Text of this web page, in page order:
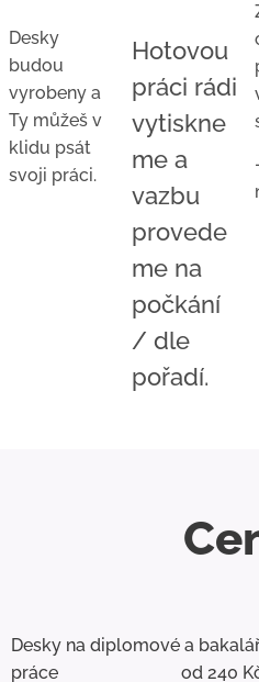
Desky
budou
vyrobeny a
Ty můžeš v
klidu psát
svoji práci.
Hotovou
práci rádi
vytiskne
me a
vazbu
provede
me na
počkání
/ dle
pořadí.
Desky na diplomové a
práce od 240